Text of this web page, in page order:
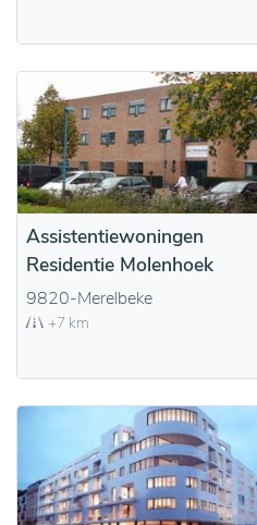
Assistentiewoningen
Residentie Molenhoek
9820-Merelbeke
+7 km